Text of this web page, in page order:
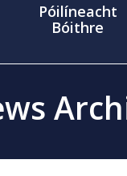
Póilíneacht
Bóithre